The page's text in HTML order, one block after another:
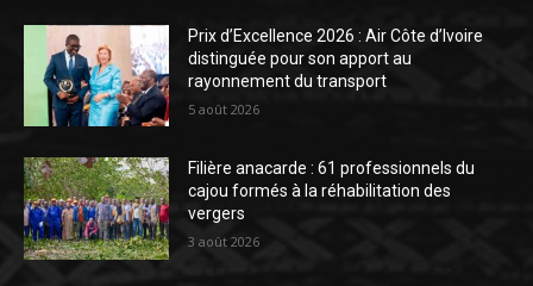
Prix d’Excellence 2026 : Air Côte d’Ivoire
distinguée pour son apport au
rayonnement du transport
5 août 2026
Filière anacarde : 61 professionnels du
cajou formés à la réhabilitation des
vergers
3 août 2026